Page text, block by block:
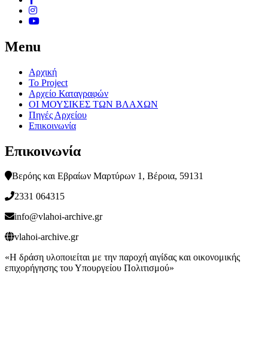
Menu
Αρχική
Το Project
Αρχείο Καταγραφών
ΟΙ ΜΟΥΣΙΚΕΣ ΤΩΝ ΒΛΑΧΩΝ
Πηγές Αρχείου
Επικοινωνία
Επικοινωνία
Βερόης και Εβραίων Μαρτύρων 1, Βέροια, 59131
2331 064315
info@vlahoi-archive.gr
vlahoi-archive.gr
«Η δράση υλοποιείται με την παροχή αιγίδας και οικονομικής
επιχορήγησης του Υπουργείου Πολιτισμού»